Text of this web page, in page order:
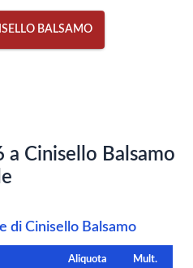
BALSAMO
Cinisello Balsamo
di Cinisello Balsamo
Aliquota Mult.